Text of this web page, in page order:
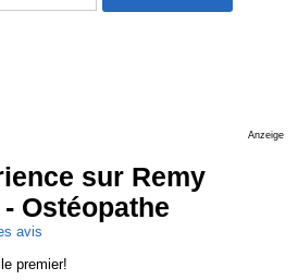
Anzeige
sur Remy
Ostéopathe
avis
premier!